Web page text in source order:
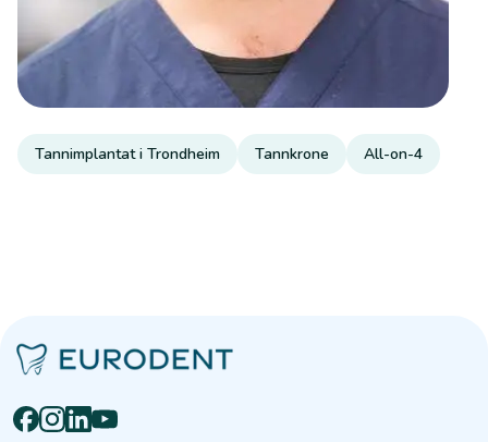
Tannimplantat i Trondheim Tannkrone All-on-4